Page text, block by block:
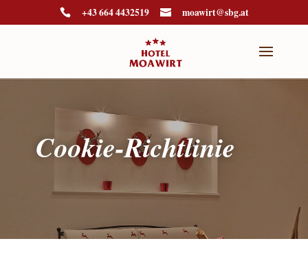
+43 664 4432519 moawirt@sbg.at
Cookie-Richtlinie